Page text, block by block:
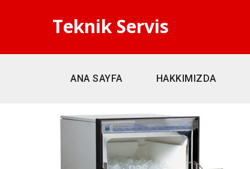
Teknik Servis
ANA SAYFA HAKKIMIZDA